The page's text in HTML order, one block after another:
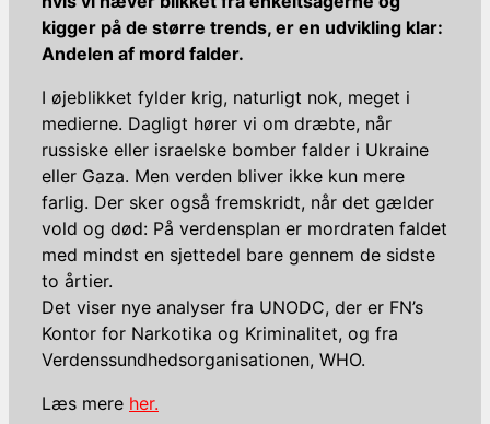
kigger på de større trends, er en udvikling klar:
Andelen af mord falder.
I øjeblikket fylder krig, naturligt nok, meget i
medierne. Dagligt hører vi om dræbte, når
russiske eller israelske bomber falder i Ukraine
eller Gaza. Men verden bliver ikke kun mere
farlig. Der sker også fremskridt, når det gælder
vold og død: På verdensplan er mordraten faldet
med mindst en sjettedel bare gennem de sidste
to årtier.
Det viser nye analyser fra UNODC, der er FN’s
Kontor for Narkotika og Kriminalitet, og fra
Verdenssundhedsorganisationen, WHO.
Læs mere her.